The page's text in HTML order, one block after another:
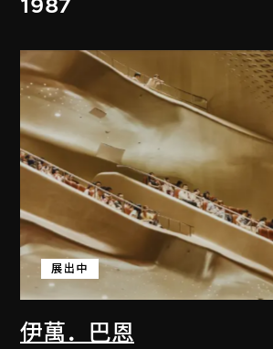
1987
伊萬．巴恩
展出中